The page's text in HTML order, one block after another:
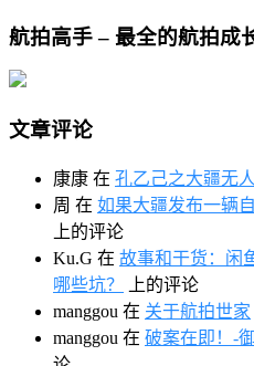
航拍高手 – 最全的航拍成
文章评论
康康 在 孔乙己之大疆无
周 在 如果大疆发布一辆
上的评论
Ku.G 在 故事和干货：闲
哪些坑？
上的评论
manggou 在 关于航拍世家
manggou 在 破案在即！-